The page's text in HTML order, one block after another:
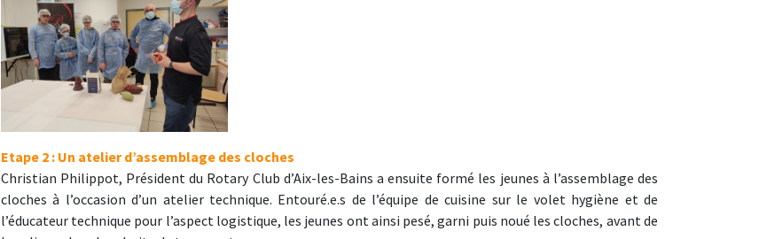
Etape 2 : Un atelier d’assemblage des cloches
Christian Philippot, Président du Rotary Club d’Aix-les-Bains a ensuite formé les jeunes à l’assemblage des
cloches à l’occasion d’un atelier technique. Entouré.e.s de l’équipe de cuisine sur le volet hygiène et de
l’éducateur technique pour l’aspect logistique, les jeunes ont ainsi pesé, garni puis noué les cloches, avant de